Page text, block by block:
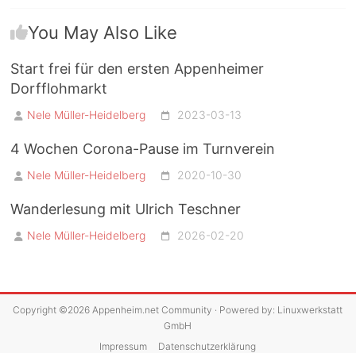
You May Also Like
Start frei für den ersten Appenheimer
Dorfflohmarkt
Nele Müller-Heidelberg 2023-03-13
4 Wochen Corona-Pause im Turnverein
Nele Müller-Heidelberg 2020-10-30
Wanderlesung mit Ulrich Teschner
Nele Müller-Heidelberg 2026-02-20
Copyright ©2026 Appenheim.net Community · Powered by: Linuxwerkstatt
GmbH
Impressum
Datenschutzerklärung